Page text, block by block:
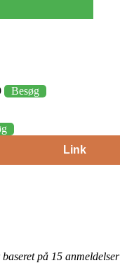
Besøg
Link
på 15 anmeldelser